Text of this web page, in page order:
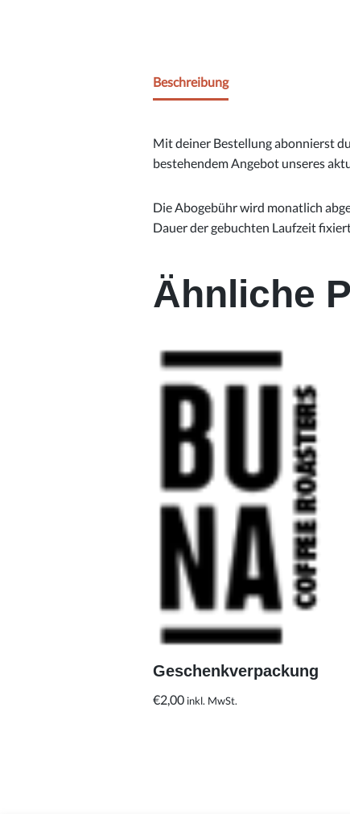
Beschreibung
Mit deiner Bestellung abonnierst
bestehendem Angebot unseres
Die Abogebühr wird monatlich
Dauer der gebuchten Laufzeit
Ähnliche
Geschenkverpackung
€2,00 inkl. MwSt.